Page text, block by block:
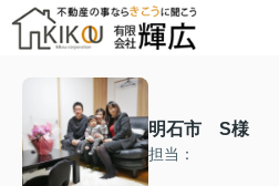
明石市 S様
担当：